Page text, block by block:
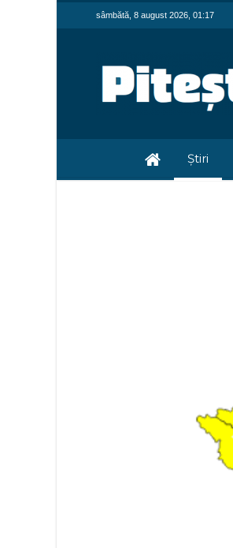
sâmbătă, 8 august 2026, 01:17
Știri